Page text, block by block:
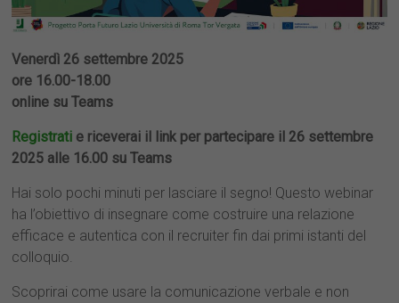
Venerdì 26 settembre 2025
ore 16.00-18.00
online su Teams
Registrati e riceverai il link per partecipare il 26 settembre
2025 alle 16.00 su Teams
Hai solo pochi minuti per lasciare il segno! Questo webinar
ha l’obiettivo di insegnare come costruire una relazione
efficace e autentica con il recruiter fin dai primi istanti del
colloquio.
Scoprirai come usare la comunicazione verbale e non